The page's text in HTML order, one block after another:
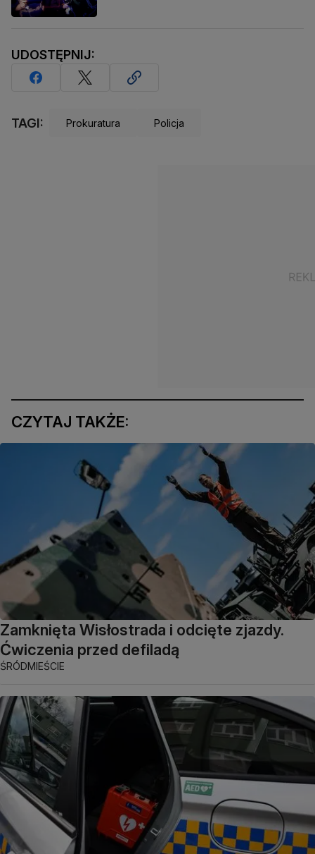
UDOSTĘPNIJ:
TAGI: Prokuratura Policja
CZYTAJ TAKŻE:
Zamknięta Wisłostrada i odcięte zjazdy.
Ćwiczenia przed defiladą
ŚRÓDMIEŚCIE